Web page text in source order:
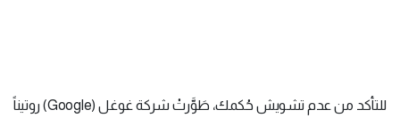
للتأكد من عدم تشويش حُكمك، طَوَّرتْ شركة غوغل (Google) روتيناً